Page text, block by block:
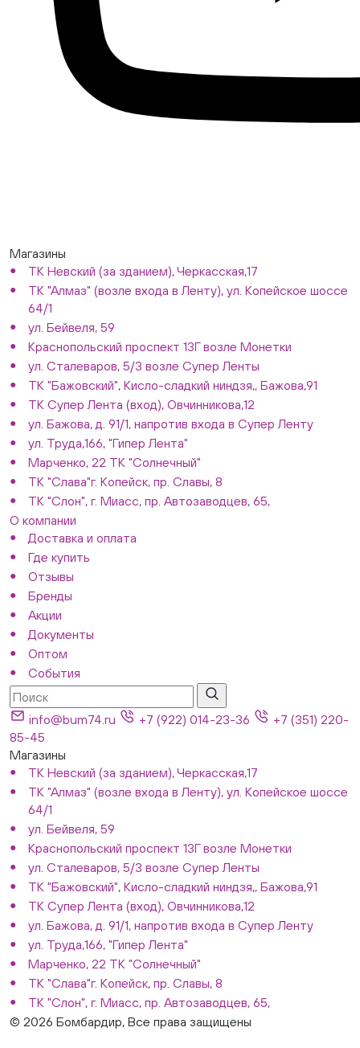
Магазины
ТК Невский (за зданием), Черкасская,17
ТК "Алмаз" (возле входа в Ленту), ул. Копейское шоссе
64/1
ул. Бейвеля, 59
Краснопольский проспект 13Г возле Монетки
ул. Сталеваров, 5/3 возле Супер Ленты
ТК "Бажовский", Кисло-сладкий ниндзя,, Бажова,91
ТК Супер Лента (вход), Овчинникова,12
ул. Бажова, д. 91/1, напротив входа в Супер Ленту
ул. Труда,166, "Гипер Лента"
Марченко, 22 ТК "Солнечный"
ТК "Слава"г. Копейск, пр. Славы, 8
ТК "Слон", г. Миасс, пр. Автозаводцев, 65,
О компании
Доставка и оплата
Где купить
Отзывы
Бренды
Акции
Документы
Оптом
События
info@bum74.ru +7 (922) 014-23-36
+7 (351) 220-
85-45
Магазины
ТК Невский (за зданием), Черкасская,17
ТК "Алмаз" (возле входа в Ленту), ул. Копейское шоссе
64/1
ул. Бейвеля, 59
Краснопольский проспект 13Г возле Монетки
ул. Сталеваров, 5/3 возле Супер Ленты
ТК "Бажовский", Кисло-сладкий ниндзя,, Бажова,91
ТК Супер Лента (вход), Овчинникова,12
ул. Бажова, д. 91/1, напротив входа в Супер Ленту
ул. Труда,166, "Гипер Лента"
Марченко, 22 ТК "Солнечный"
ТК "Слава"г. Копейск, пр. Славы, 8
ТК "Слон", г. Миасс, пр. Автозаводцев, 65,
© 2026 Бомбардир, Все права защищены